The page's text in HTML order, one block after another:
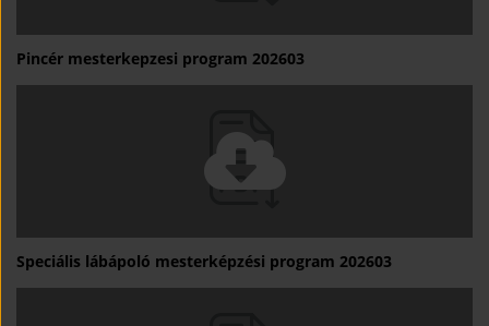
Pincér mesterkepzesi program 202603
Speciális lábápoló mesterképzési program 202603